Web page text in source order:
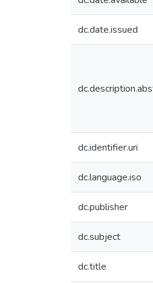
dc.date.issued
dc.identifier.uri
dc.language.iso
dc.publisher
dc.subject
dc.title